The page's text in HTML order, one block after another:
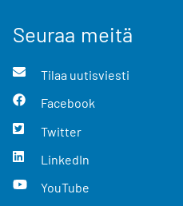
Seuraa meitä
Tilaa uutisviesti
Facebook
Twitter
LinkedIn
YouTube